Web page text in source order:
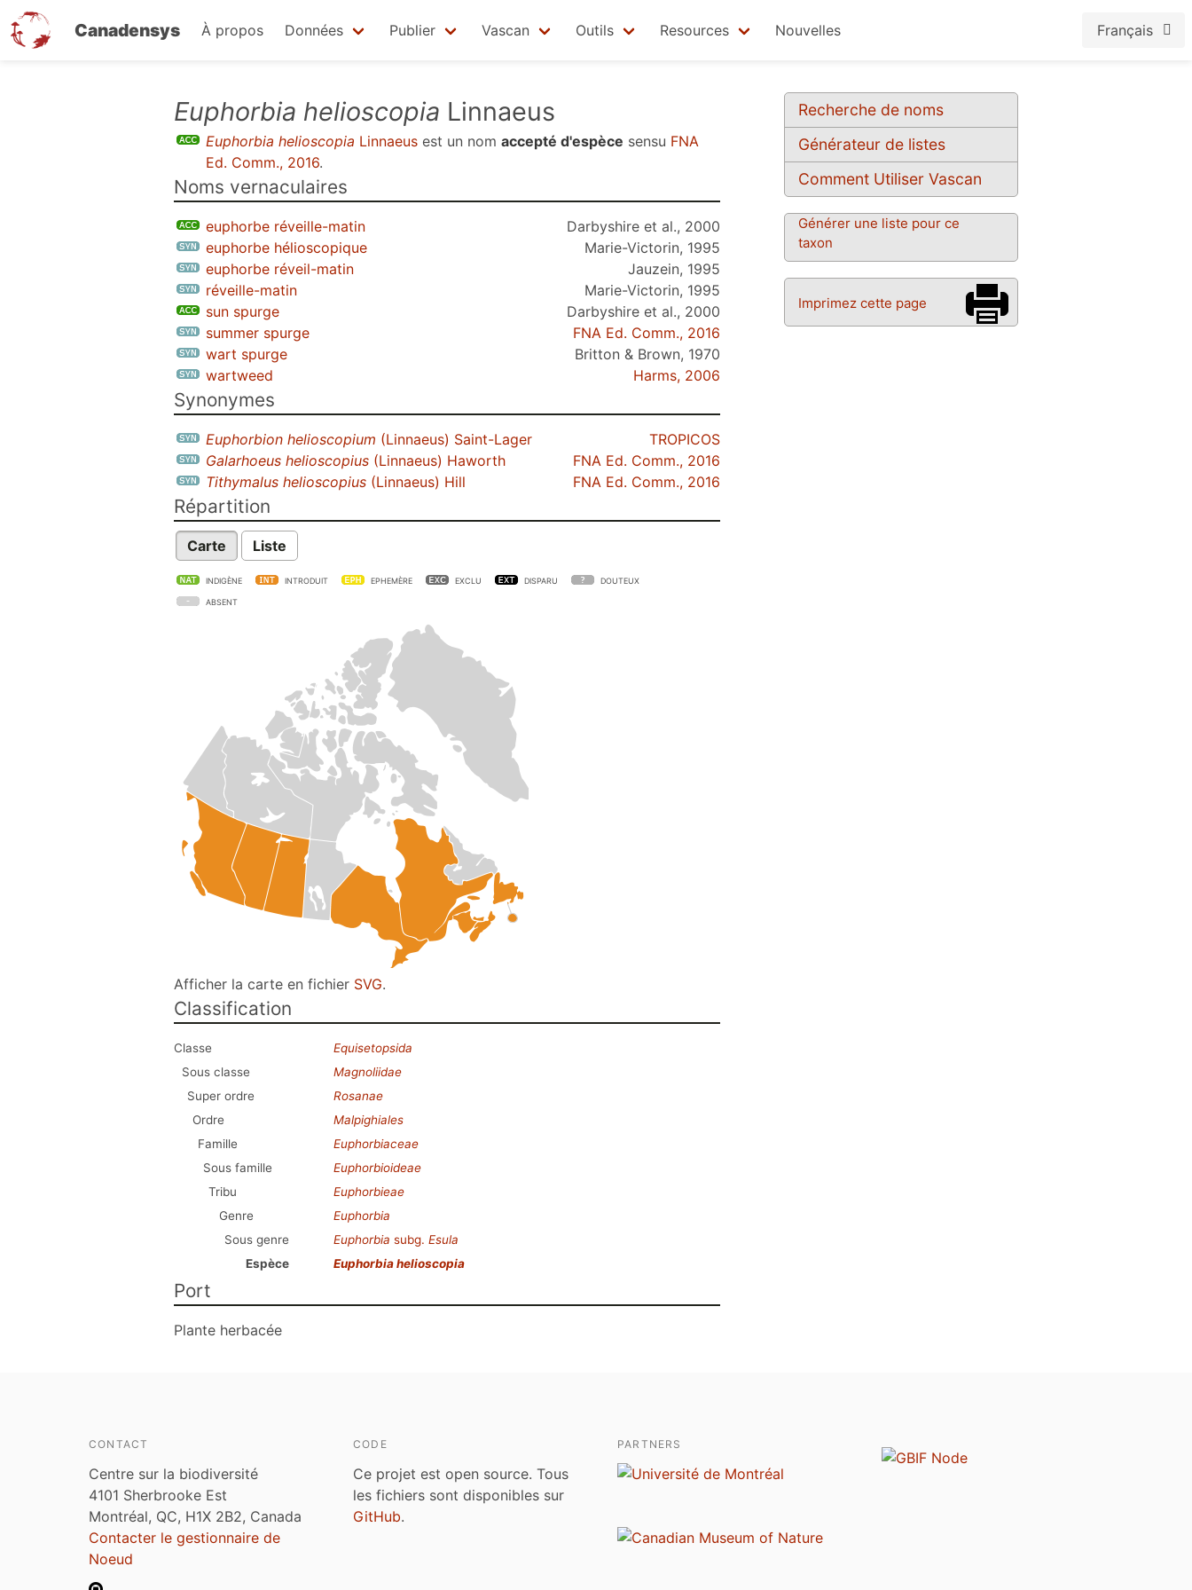
Canadensys À propos Données Publier Vascan Outils Resources Nouvelles Français
Recherche de noms
Générateur de listes
Comment Utiliser Vascan
Générer une liste pour ce
taxon
Imprimez cette page
Euphorbia helioscopia Linnaeus
Euphorbia helioscopia Linnaeus est un nom accepté d'espèce sensu FNA
Ed. Comm., 2016.
Noms vernaculaires
euphorbe réveille-matin
Darbyshire et al., 2000
euphorbe hélioscopique
Marie-Victorin, 1995
euphorbe réveil-matin
Jauzein, 1995
réveille-matin
Marie-Victorin, 1995
sun spurge
Darbyshire et al., 2000
summer spurge
FNA Ed. Comm., 2016
wart spurge
Britton & Brown, 1970
wartweed
Harms, 2006
Synonymes
Euphorbion helioscopium (Linnaeus) Saint-Lager
TROPICOS
Galarhoeus helioscopius (Linnaeus) Haworth
FNA Ed. Comm., 2016
Tithymalus helioscopius (Linnaeus) Hill FNA Ed. Comm., 2016
Répartition
Carte Liste
INDIGÈNE INTRODUIT EPHEMÈRE EXCLU DISPARU DOUTEUX
ABSENT
Afficher la carte en fichier SVG.
Classification
Classe
Equisetopsida
Sous classe
Magnoliidae
Super ordre
Rosanae
Ordre
Malpighiales
Famille
Euphorbiaceae
Sous famille
Euphorbioideae
Tribu
Euphorbieae
Genre
Euphorbia
Sous genre
Euphorbia subg. Esula
Espèce
Euphorbia helioscopia
Port
Plante herbacée
CONTACT
Centre sur la biodiversité
4101 Sherbrooke Est
Montréal, QC, H1X 2B2, Canada
Contacter le gestionnaire de
Noeud
CODE
Ce projet est open source. Tous
les fichiers sont disponibles sur
GitHub.
PARTNERS